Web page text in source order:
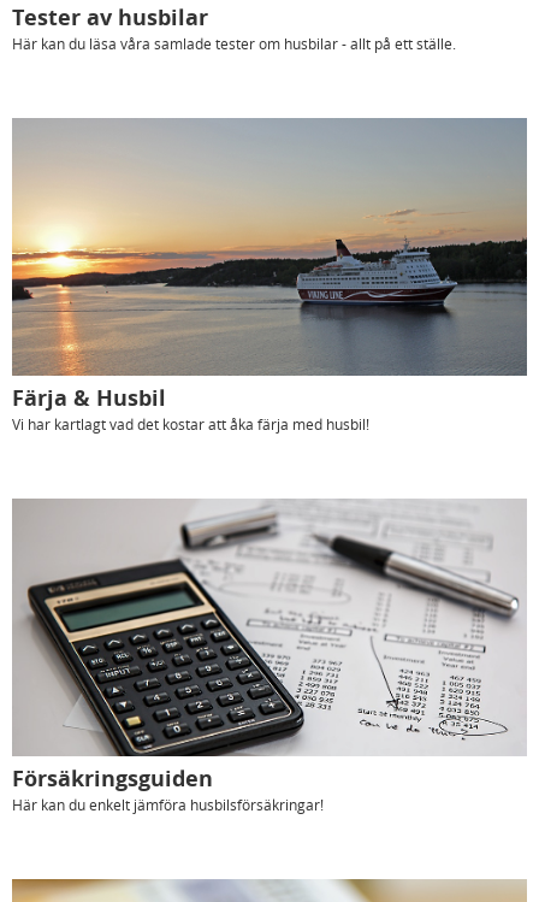
Tester av husbilar
Här kan du läsa våra samlade tester om husbilar - allt på ett ställe.
Färja & Husbil
Vi har kartlagt vad det kostar att åka färja med husbil!
Försäkringsguiden
Här kan du enkelt jämföra husbilsförsäkringar!